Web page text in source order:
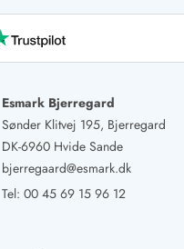
Esmark Bjerregard
Sønder Klitvej 195, Bjerregard
DK-6960 Hvide Sande
bjerregaard@esmark.dk
Tel: 00 45 69 15 96 12